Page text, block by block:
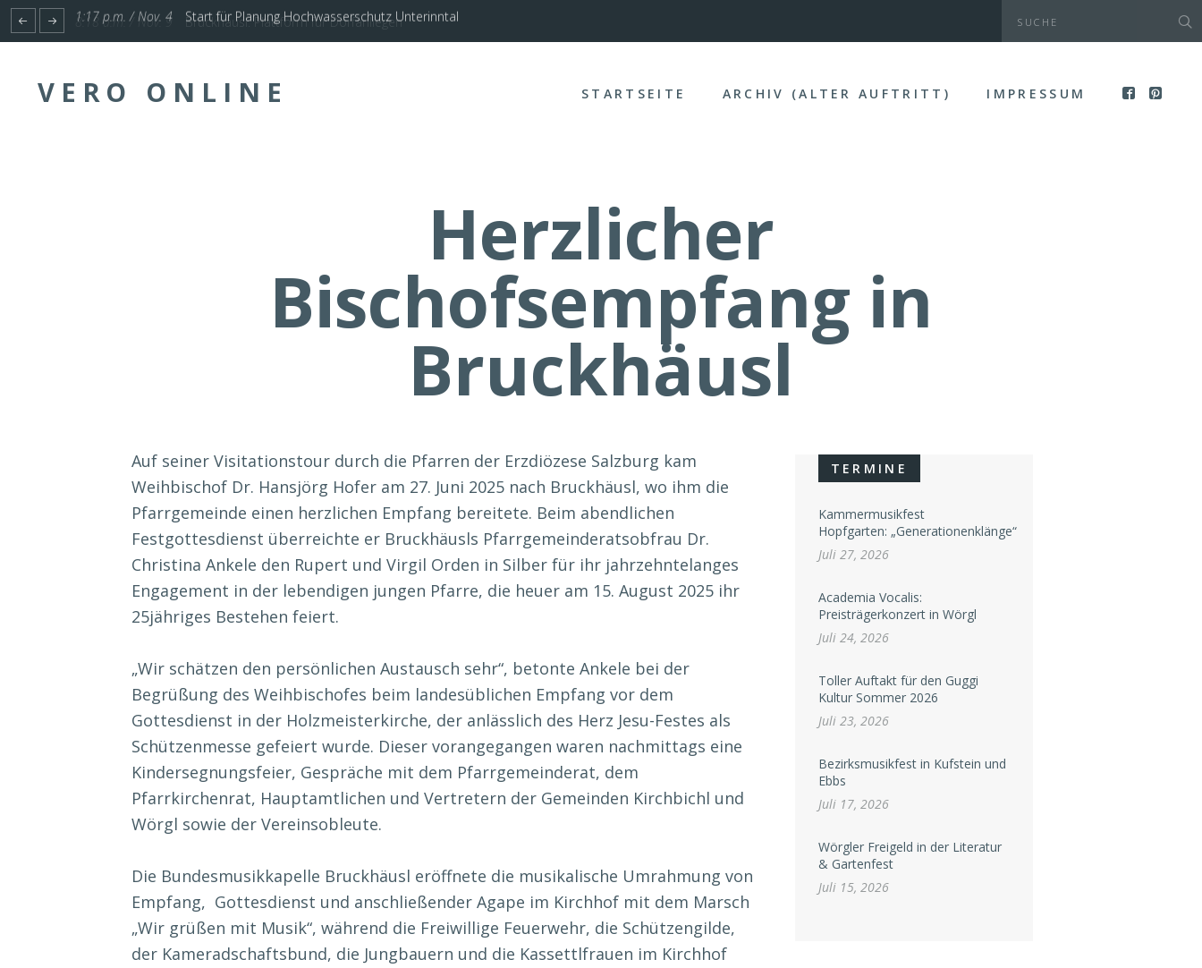
1:17 p.m. / Nov. 4 Start für Planung Hochwasserschutz Unterinntal
VERO ONLINE STARTSEITE ARCHIV (ALTER AUFTRITT) IMPRESSUM
Herzlicher
Bischofsempfang in
Bruckhäusl
Auf seiner Visitationstour durch die Pfarren der Erzdiözese Salzburg kam
Weihbischof Dr. Hansjörg Hofer am 27. Juni 2025 nach Bruckhäusl, wo ihm die
Pfarrgemeinde einen herzlichen Empfang bereitete. Beim abendlichen
Festgottesdienst überreichte er Bruckhäusls Pfarrgemeinderatsobfrau Dr.
Christina Ankele den Rupert und Virgil Orden in Silber für ihr jahrzehntelanges
Engagement in der lebendigen jungen Pfarre, die heuer am 15. August 2025 ihr
25jähriges Bestehen feiert.
„Wir schätzen den persönlichen Austausch sehr“, betonte Ankele bei der
Begrüßung des Weihbischofes beim landesüblichen Empfang vor dem
Gottesdienst in der Holzmeisterkirche, der anlässlich des Herz Jesu-Festes als
Schützenmesse gefeiert wurde. Dieser vorangegangen waren nachmittags eine
Kindersegnungsfeier, Gespräche mit dem Pfarrgemeinderat, dem
Pfarrkirchenrat, Hauptamtlichen und Vertretern der Gemeinden Kirchbichl und
Wörgl sowie der Vereinsobleute.
Die Bundesmusikkapelle Bruckhäusl eröffnete die musikalische Umrahmung von
Empfang, Gottesdienst und anschließender Agape im Kirchhof mit dem Marsch
„Wir grüßen mit Musik“, während die Freiwillige Feuerwehr, die Schützengilde,
der Kameradschaftsbund, die Jungbauern und die Kassettlfrauen im Kirchhof
TERMINE
Kammermusikfest
Hopfgarten: „Generationenklänge“
Juli 27, 2026
Academia Vocalis:
Preisträgerkonzert in Wörgl
Juli 24, 2026
Toller Auftakt für den Guggi
Kultur Sommer 2026
Juli 23, 2026
Bezirksmusikfest in Kufstein und
Ebbs
Juli 17, 2026
Wörgler Freigeld in der Literatur
& Gartenfest
Juli 15, 2026